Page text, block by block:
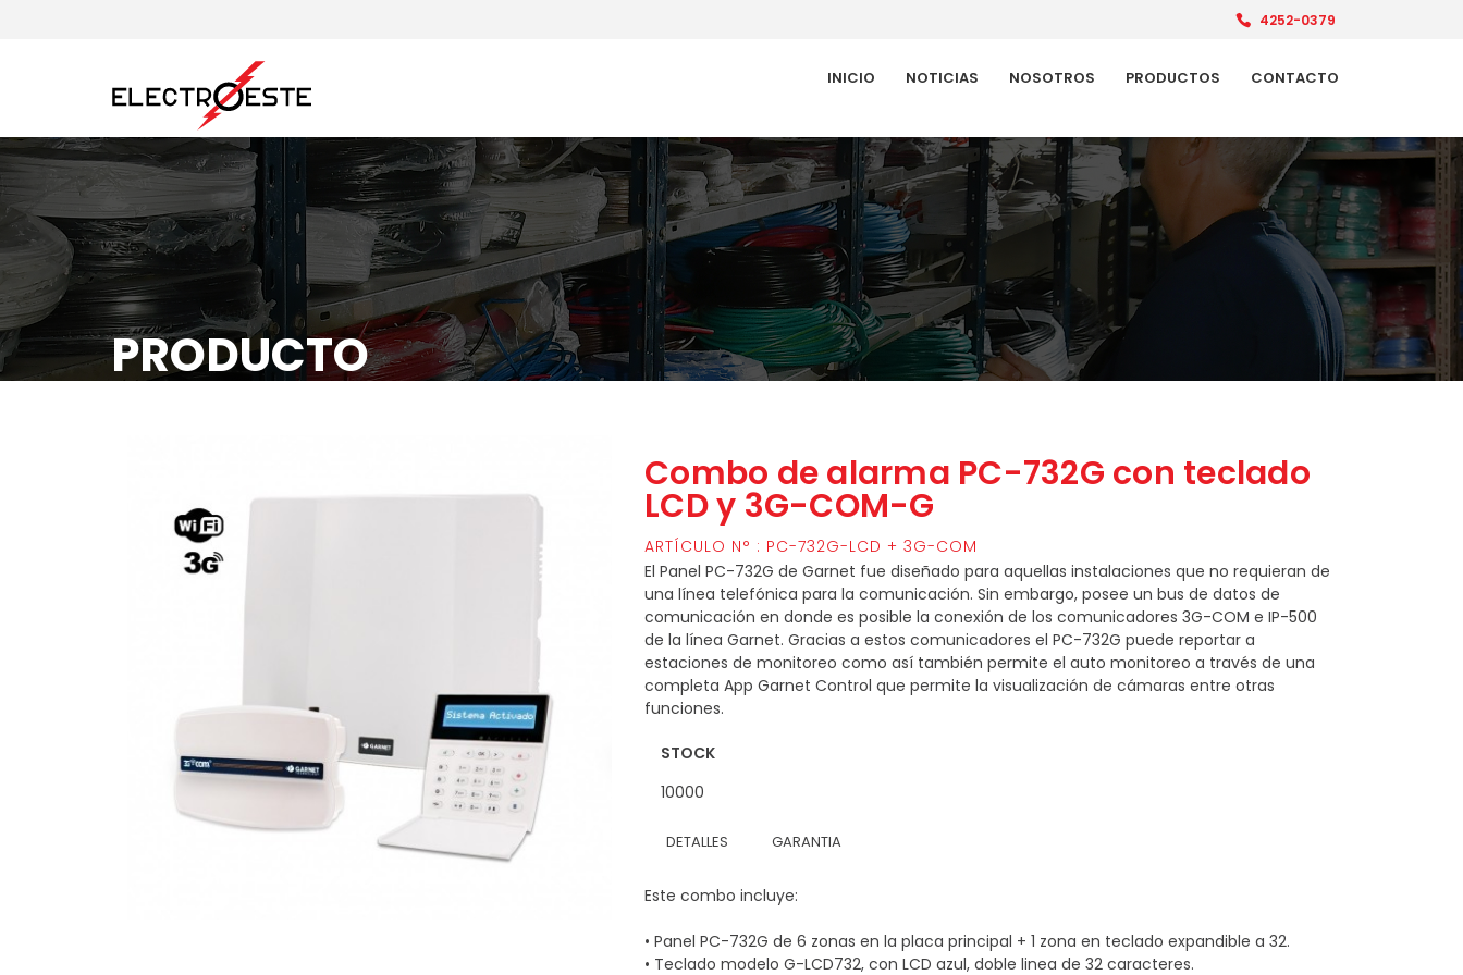
4252-0379
INICIO NOTICIAS NOSOTROS PRODUCTOS CONTACTO
PRODUCTO
Combo de alarma PC-732G con teclado
LCD y 3G-COM-G
ARTÍCULO N° : PC-732G-LCD + 3G-COM
El Panel PC-732G de Garnet fue diseñado para aquellas instalaciones que no requieran de
una línea telefónica para la comunicación. Sin embargo, posee un bus de datos de
comunicación en donde es posible la conexión de los comunicadores 3G-COM e IP-500
de la línea Garnet. Gracias a estos comunicadores el PC-732G puede reportar a
estaciones de monitoreo como así también permite el auto monitoreo a través de una
completa App Garnet Control que permite la visualización de cámaras entre otras
funciones.
STOCK
10000
DETALLES GARANTIA
Este combo incluye:
• Panel PC-732G de 6 zonas en la placa principal + 1 zona en teclado expandible a 32.
• Teclado modelo G-LCD732, con LCD azul, doble linea de 32 caracteres.